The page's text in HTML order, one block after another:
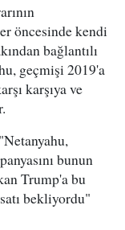
öncesinde kendi
bağlantılı
geçmişi 2019'a
karşıya ve
bunun
Trump'a bu
bekliyordu"